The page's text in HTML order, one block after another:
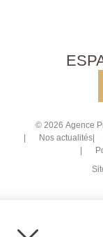
© 2026 Agence
Nos actualités